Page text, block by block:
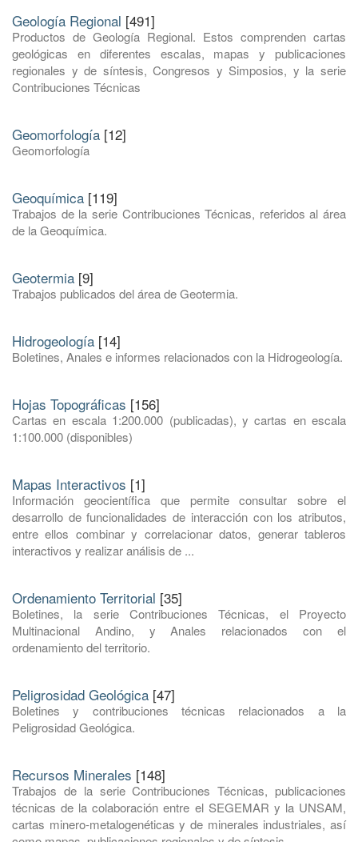
Geología Regional [491]
Productos de Geología Regional. Estos comprenden cartas
geológicas en diferentes escalas, mapas y publicaciones
regionales y de síntesis, Congresos y Simposios, y la serie
Contribuciones Técnicas
Geomorfología [12]
Geomorfología
Geoquímica [119]
Trabajos de la serie Contribuciones Técnicas, referidos al área
de la Geoquímica.
Geotermia [9]
Trabajos publicados del área de Geotermia.
Hidrogeología [14]
Boletines, Anales e informes relacionados con la Hidrogeología.
Hojas Topográficas [156]
Cartas en escala 1:200.000 (publicadas), y cartas en escala
1:100.000 (disponibles)
Mapas Interactivos [1]
Información geocientífica que permite consultar sobre el
desarrollo de funcionalidades de interacción con los atributos,
entre ellos combinar y correlacionar datos, generar tableros
interactivos y realizar análisis de ...
Ordenamiento Territorial [35]
Boletines, la serie Contribuciones Técnicas, el Proyecto
Multinacional Andino, y Anales relacionados con el
ordenamiento del territorio.
Peligrosidad Geológica [47]
Boletines y contribuciones técnicas relacionados a la
Peligrosidad Geológica.
Recursos Minerales [148]
Trabajos de la serie Contribuciones Técnicas, publicaciones
técnicas de la colaboración entre el SEGEMAR y la UNSAM,
cartas minero-metalogenéticas y de minerales industriales, así